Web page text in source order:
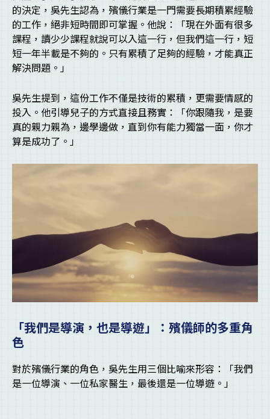
的決定，吳先生認為，殯儀行業是一門需要長期積累經驗
的工作，絕非短時間即可掌握。他說：「現在外面有很多
課程，讀少少課程就說可以入這一行，但我們這一行，短
短一年半載是不夠的。只有累積了足夠的經驗，才能真正
解決問題。」
吳先生提到，這份工作不僅是技術的累積，更需要情感的
投入。他引導兒子的方式直接且務實：「你跟隨我，是要
真的親力親為，邊學邊做，直到你有能力獨當一面，你才
算是成功了。」
「我們是導演，也是導遊」：殯儀師的多重角
色
對於殯儀行業的角色，吳先生用三個比喻來形容：「我們
是一位導演、一位私家醫生，最後還是一位導遊。」